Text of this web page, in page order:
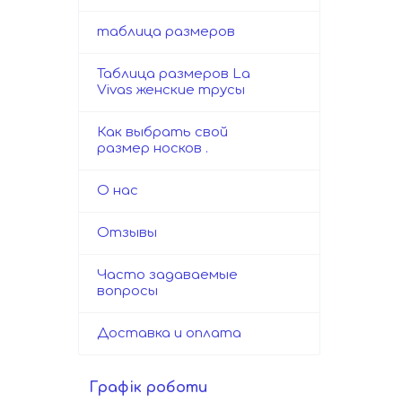
таблица размеров
Таблица размеров La
Vivas женские трусы
Как выбрать свой
размер носков .
О нас
Отзывы
Часто задаваемые
вопросы
Доставка и оплата
Графік роботи